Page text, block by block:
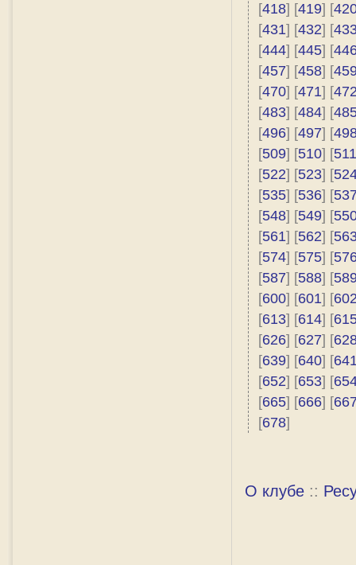
[418] [419] [
[431] [432] [
[444] [445] [
[457] [458] [
[470] [471] [
[483] [484] [
[496] [497] [
[509] [510] [511
[522] [523] [
[535] [536] [
[548] [549] [
[561] [562] [
[574] [575] [
[587] [588] [
[600] [601] [
[613] [614] [
[626] [627] [
[639] [640] [
[652] [653] [
[665] [666] [
[678]
О клубе ::